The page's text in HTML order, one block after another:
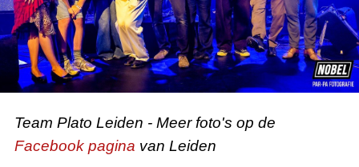
Team Plato Leiden - Meer foto's op de
Facebook pagina van Leiden